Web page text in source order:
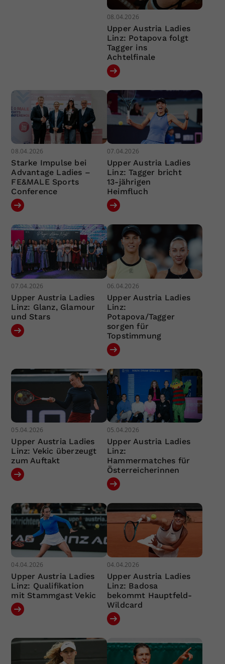
08.04.2026
Upper Austria Ladies
Linz: Potapova folgt
Tagger ins
Achtelfinale
08.04.2026
Starke Impulse bei
Advantage Ladies –
FE&MALE Sports
Conference
07.04.2026
Upper Austria Ladies
Linz: Tagger bricht
13-jährigen
Heimfluch
07.04.2026
Upper Austria Ladies
Linz: Glanz, Glamour
und Stars
06.04.2026
Upper Austria Ladies
Linz:
Potapova/Tagger
sorgen für
Topstimmung
05.04.2026
Upper Austria Ladies
Linz: Vekic überzeugt
zum Auftakt
05.04.2026
Upper Austria Ladies
Linz:
Hammermatches für
Österreicherinnen
04.04.2026
Upper Austria Ladies
Linz: Qualifikation
mit Stammgast Vekic
04.04.2026
Upper Austria Ladies
Linz: Badosa
bekommt Hauptfeld-
Wildcard